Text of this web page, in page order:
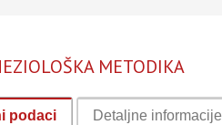
METODIKA
podaci Detaljne informacije